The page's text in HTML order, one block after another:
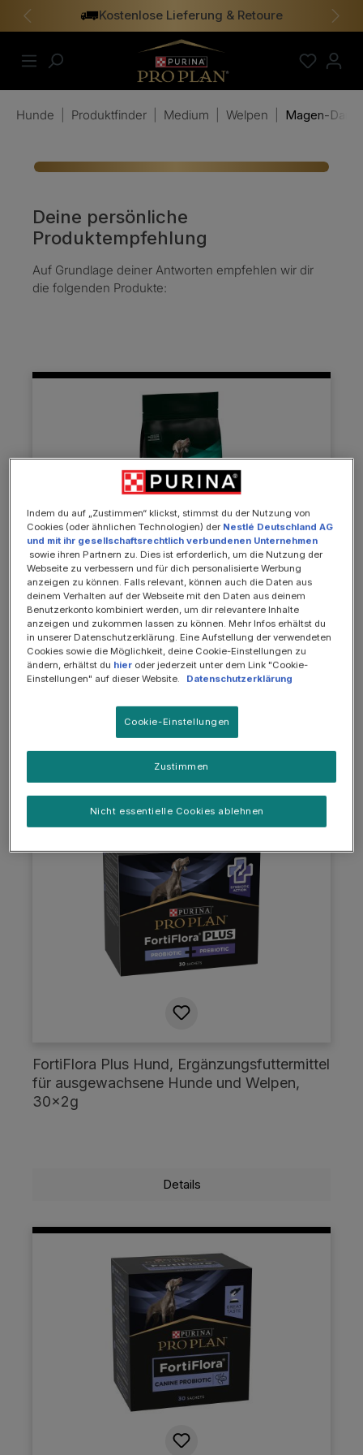
springen Kostenlose Lieferung & Retoure
Vorheriges
Hunde Produktfinder Medium Welpen Magen-
Deine persönliche
Produktempfehlung
Auf Grundlage deiner Antworten empfehlen wir dir
die folgenden Produkte:
Diät-Alleinfuttermittel zur Unterstützung des Magen-
Darm-Traktes
EN Gastrointestinal, Diätfuttermittel trocken
Darm-Traktes
Details
FortiFlora Plus Hund, Ergänzungsfuttermittel
für ausgewachsene Hunde und Welpen,
30x2g
Details
Indem du auf „Zustimmen“ klickst, stimmst du der Nutzung von
Cookies (oder ähnlichen Technologien) der Nestlé Deutschland AG
und mit ihr gesellschaftsrechtlich verbundenen Unternehmen
sowie ihren Partnern zu. Dies ist erforderlich, um die Nutzung der
Webseite zu verbessern und für dich personalisierte Werbung
anzeigen zu können. Falls relevant, können auch die Daten aus
deinem Verhalten auf der Webseite mit den Daten aus deinem
Benutzerkonto kombiniert werden, um dir relevantere Inhalte
anzeigen und zukommen lassen zu können. Mehr Infos erhältst du
in unserer Datenschutzerklärung. Eine Aufstellung der verwendeten
Cookies sowie die Möglichkeit, deine Cookie-Einstellungen zu
ändern, erhältst du hier oder jederzeit unter dem Link "Cookie-
Einstellungen" auf dieser Website.
Datenschutzerklärung
Cookie-Einstellungen
Nicht essentielle Cookies ablehnen
Zustimmen